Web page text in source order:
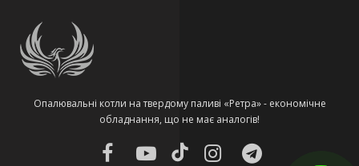
Опалювальні котли на твердому паливі «Ретра» - економічне
обладнання, що не має аналогів!